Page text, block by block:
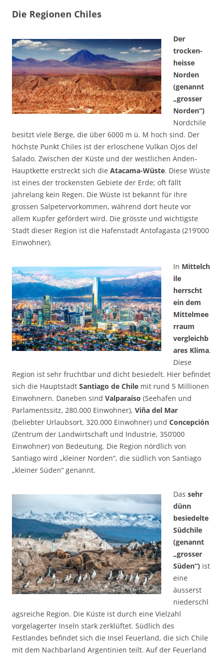
Die Regionen Chiles
Der
trocken-
heisse
Norden
(genannt
„grosser
Norden“)
Nordchile
besitzt viele Berge, die über 6000 m ü. M hoch sind. Der
höchste Punkt Chiles ist der erloschene Vulkan Ojos del
Salado. Zwischen der Küste und der westlichen Anden-
Hauptkette erstreckt sich die Atacama-Wüste. Diese Wüste
ist eines der trockensten Gebiete der Erde; oft fällt
jahrelang kein Regen. Die Wüste ist bekannt für ihre
grossen Salpetervorkommen, während dort heute vor
allem Kupfer gefördert wird. Die grösste und wichtigste
Stadt dieser Region ist die Hafenstadt Antofagasta (219’000
Einwohner).
In Mittelch
ile
herrscht
ein dem
Mittelmee
rraum
vergleichb
ares Klima.
Diese
Region ist sehr fruchtbar und dicht besiedelt. Hier befindet
sich die Hauptstadt Santiago de Chile mit rund 5 Millionen
Einwohnern. Daneben sind Valparaíso (Seehafen und
Parlamentssitz, 280.000 Einwohner), Viña del Mar
(beliebter Urlaubsort, 320.000 Einwohner) und Concepción
(Zentrum der Landwirtschaft und Industrie, 350’000
Einwohner) von Bedeutung. Die Region nördlich von
Santiago wird „kleiner Norden“, die südlich von Santiago
„kleiner Süden“ genannt.
Das sehr
dünn
besiedelte
Südchile
(genannt
„grosser
Süden“) ist
eine
äusserst
niederschl
agsreiche Region. Die Küste ist durch eine Vielzahl
vorgelagerter Inseln stark zerklüftet. Südlich des
Festlandes befindet sich die Insel Feuerland, die sich Chile
mit dem Nachbarland Argentinien teilt. Auf der Feuerland